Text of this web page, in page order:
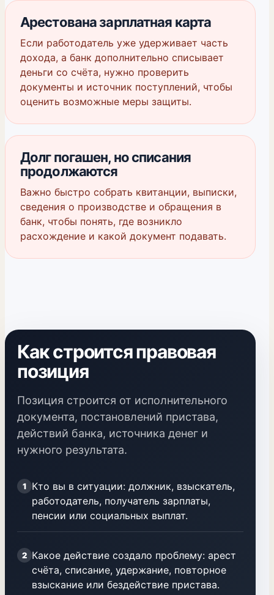
Арестована зарплатная карта
Если работодатель уже удерживает часть
дохода, а банк дополнительно списывает
деньги со счёта, нужно проверить
документы и источник поступлений, чтобы
оценить возможные меры защиты.
Долг погашен, но списания
продолжаются
Важно быстро собрать квитанции, выписки,
сведения о производстве и обращения в
банк, чтобы понять, где возникло
расхождение и какой документ подавать.
Как строится правовая
позиция
Позиция строится от исполнительного
документа, постановлений пристава,
действий банка, источника денег и
нужного результата.
1
Кто вы в ситуации: должник, взыскатель,
работодатель, получатель зарплаты,
пенсии или социальных выплат.
2 Какое действие создало проблему: арест
счёта, списание, удержание, повторное
взыскание или бездействие пристава.